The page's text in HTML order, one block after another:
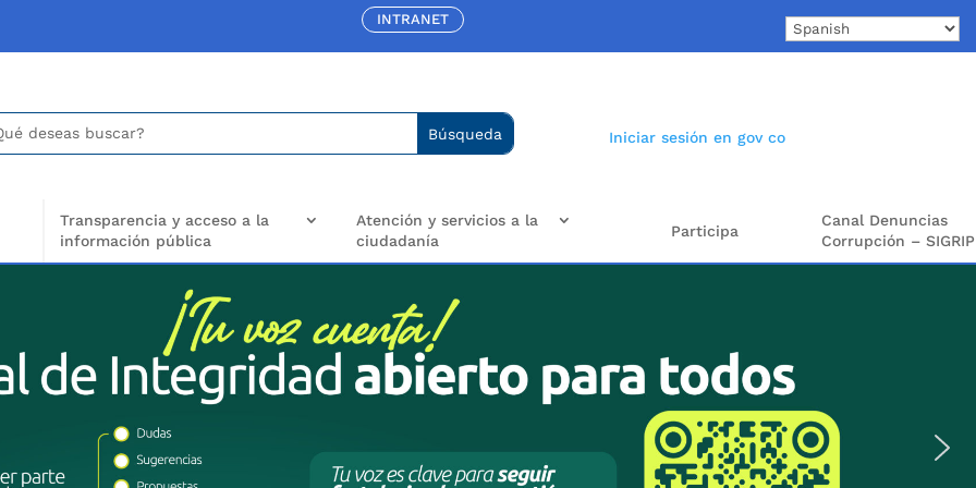
INTRANET
Iniciar sesión en gov co
Transparencia y acceso a la
información pública
Atención y servicios a la
ciudadanía
Participa
Canal Denuncias
Corrupción – SIGRIP